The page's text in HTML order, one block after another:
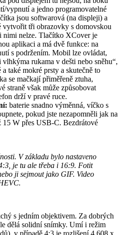
vypnutí a jedno programovatelné
jsou softwarová (na displeji) a
vytvořit tři obrazovky s domovskou
nimi nelze. Tlačítko XCover je
aplikaci a má dvě funkce: na
s podržením. Mobil lze ovládat,
rukama v dešti nebo sněhu“,
také mokré prsty a skutečně to
se mačkají přiměřeně ztuha,
straně však může způsobovat
drží v pravé ruce.
baterie snadno výměnná, víčko s
pokud jste nezapomněli jak na
15 W přes USB-C. Bezdrátové
V základu bylo nastaveno
je tu ale třeba i 16:9. Fotit
ji sejmout jako GIF. Video
s jedním objektivem. Za dobrých
dělá solidní snímky. Umí i režim
v případě 4:3 je rozlišení 4.608 x